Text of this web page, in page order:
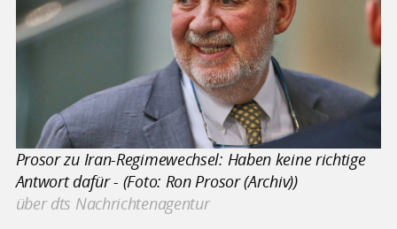
Prosor zu Iran-Regimewechsel: Haben keine richtige
Antwort dafür - (Foto: Ron Prosor (Archiv))
über dts Nachrichtenagentur